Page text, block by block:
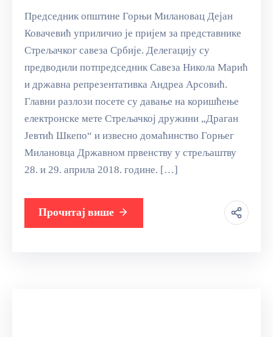
Председник општине Горњи Милановац Дејан
Ковачевић уприличио је пријем за представнике
Стрељачког савеза Србије. Делегацију су
предводили потпредседник Савеза Никола Марић
и државна репрезентативка Андреа Арсовић.
Главни разлози посете су давање на коришћење
електронске мете Стрељачкој дружини „Драган
Јевтић Шкепо“ и извесно домаћинство Горњег
Милановца Државном првенству у стрељаштву
28. и 29. априла 2018. године. […]
Прочитај више